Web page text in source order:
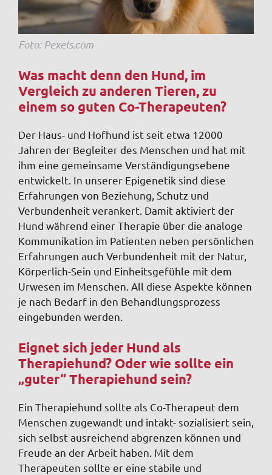
Foto: Pexels.com
Was macht denn den Hund, im
Vergleich zu anderen Tieren, zu
einem so guten Co-Therapeuten?
Der Haus- und Hofhund ist seit etwa 12000
Jahren der Begleiter des Menschen und hat mit
ihm eine gemeinsame Verständigungsebene
entwickelt. In unserer Epigenetik sind diese
Erfahrungen von Beziehung, Schutz und
Verbundenheit verankert. Damit aktiviert der
Hund während einer Therapie über die analoge
Kommunikation im Patienten neben persönlichen
Erfahrungen auch Verbundenheit mit der Natur,
Körperlich-Sein und Einheitsgefühle mit dem
Urwesen im Menschen. All diese Aspekte können
je nach Bedarf in den Behandlungsprozess
eingebunden werden.
Eignet sich jeder Hund als
Therapiehund? Oder wie sollte ein
„guter“ Therapiehund sein?
Ein Therapiehund sollte als Co-Therapeut dem
Menschen zugewandt und intakt- sozialisiert sein,
sich selbst ausreichend abgrenzen können und
Freude an der Arbeit haben. Mit dem
Therapeuten sollte er eine stabile und